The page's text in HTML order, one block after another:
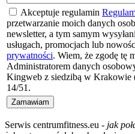
Akceptuje regulamin
przetwarzanie moich danych
newsletter, a tym samym
usługach, promocjach lub
prywatności. Wiem, że zgodę tę
Administratorem danych
Kingweb z siedzibą w Krakowie
14/51.
Serwis centrumfitness.eu - jak